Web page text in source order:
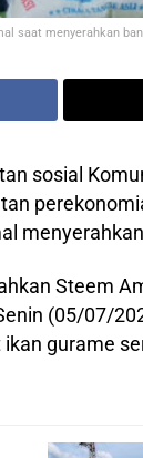
saat menyerahkan
sosial
Steem
(05/07/
gurame